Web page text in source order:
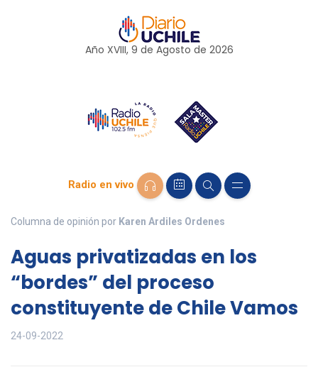
Año XVIII, 9 de Agosto de 2026
Radio en vivo
Columna de opinión por Karen Ardiles Ordenes
Aguas privatizadas en los
“bordes” del proceso
constituyente de Chile Vamos
24-09-2022